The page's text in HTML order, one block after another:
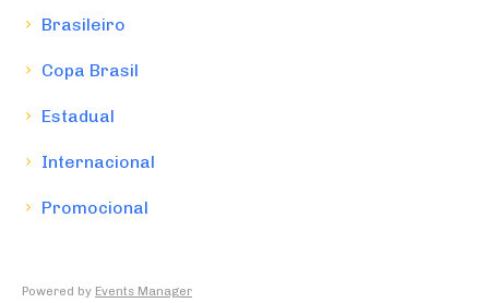
Brasileiro
Copa Brasil
Estadual
Internacional
Promocional
Powered by Events Manager